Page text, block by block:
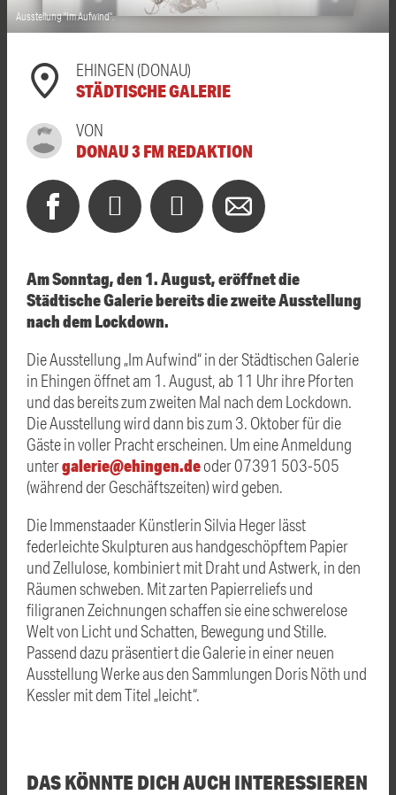
Ausstellung "Im Aufwind".
EHINGEN (DONAU)
STÄDTISCHE GALERIE
VON
DONAU 3 FM REDAKTION
Am Sonntag, den 1. August, eröffnet die
Städtische Galerie bereits die zweite Ausstellung
nach dem Lockdown.
Die Ausstellung „Im Aufwind“ in der Städtischen Galerie
in Ehingen öffnet am 1. August, ab 11 Uhr ihre Pforten
und das bereits zum zweiten Mal nach dem Lockdown.
Die Ausstellung wird dann bis zum 3. Oktober für die
Gäste in voller Pracht erscheinen. Um eine Anmeldung
untergalerie@ehingen.deoder 07391 503-505
(während der Geschäftszeiten) wird geben.
Die Immenstaader Künstlerin Silvia Heger lässt
federleichte Skulpturen aus handgeschöpftem Papier
und Zellulose, kombiniert mit Draht und Astwerk, in den
Räumen schweben. Mit zarten Papierreliefs und
filigranen Zeichnungen schaffen sie eine schwerelose
Welt von Licht und Schatten, Bewegung und Stille.
Passend dazu präsentiert die Galerie in einer neuen
Ausstellung Werke aus den Sammlungen Doris Nöth und
Kessler mit dem Titel „leicht“.
DAS KÖNNTE DICH AUCH INTERESSIEREN